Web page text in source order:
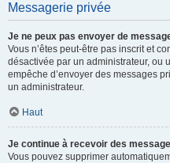
Messagerie privée
Je ne peux pas envoyer de
Vous n’êtes peut-être pas inscrit et
désactivée par un administrateur, ou
empêche d’envoyer des messages
un administrateur.
Haut
Je continue à recevoir des
Vous pouvez supprimer